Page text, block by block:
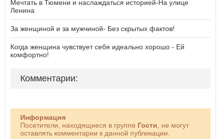
Мечтать в Тюмени и наслаждаться историей-На улице
Ленина
За женщиной и за мужчиной- Без скрытых фактов!
Когда женщина чувствует себя идеально хорошо - Ей
комфортно!
Комментарии:
Информация
Посетители, находящиеся в группе Гости , не могут
оставлять комментарии к данной публикации.